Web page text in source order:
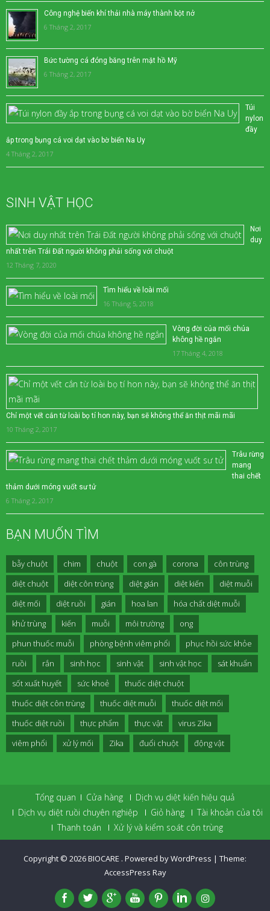
Công nghệ biến khí thải nhà máy thành bột nở
6 Tháng 2, 2017
Bức tường cá đóng băng trên mặt hồ Mỹ
6 Tháng 2, 2017
Túi
nylon
đầy
ắp trong bụng cá voi dạt vào bờ biển Na Uy
4 Tháng 2, 2017
SINH VẬT HỌC
Nơi
duy
nhất trên Trái Đất người không phải sống với chuột
12 Tháng 7, 2020
Tìm hiểu về loài mối
16 Tháng 5, 2018
Vòng đời của mối chúa
không hề ngắn
17 Tháng 4, 2018
Chỉ một vết cắn từ loài bọ tí hon này, bạn sẽ không thể ăn thịt mãi mãi
10 Tháng 2, 2017
Trâu rừng
mang
thai chết
thảm dưới móng vuốt sư tử
6 Tháng 2, 2017
BẠN MUỐN TÌM
bẫy chuột chim chuột con gà corona
côn trùng
diệt chuột
diệt côn trùng diệt gián diệt kiến
diệt muỗi
diệt mối
diệt ruồi gián hoa lan
hóa chất diệt muỗi
khử trùng
kiến muỗi môi trường
ong
phun thuốc muỗi
phòng bệnh viêm phổi
phục hồi sức khỏe
ruồi
rắn sinh học sinh vật sinh vật học
sát khuẩn
sốt xuất huyết
sức khoẻ
thuốc diệt chuột
thuốc diệt côn trùng
thuốc diệt muỗi
thuốc diệt mối
thuốc diệt ruồi
thực phẩm thực vật
virus Zika
viêm phổi
xử lý mối Zika đuổi chuột động vật
Tổng quan Cửa hàng
Dịch vụ diệt kiến hiệu quả
Dịch vụ diệt ruồi chuyên nghiệp
Giỏ hàng
Tài khoản của tôi
Thanh toán
Xử lý và kiểm soát côn trùng
Copyright © 2026BIOCARE . Powered by WordPress | Theme:
AccessPress Ray